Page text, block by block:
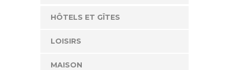
HÔTELS ET GÎTES
LOISIRS
MAISON